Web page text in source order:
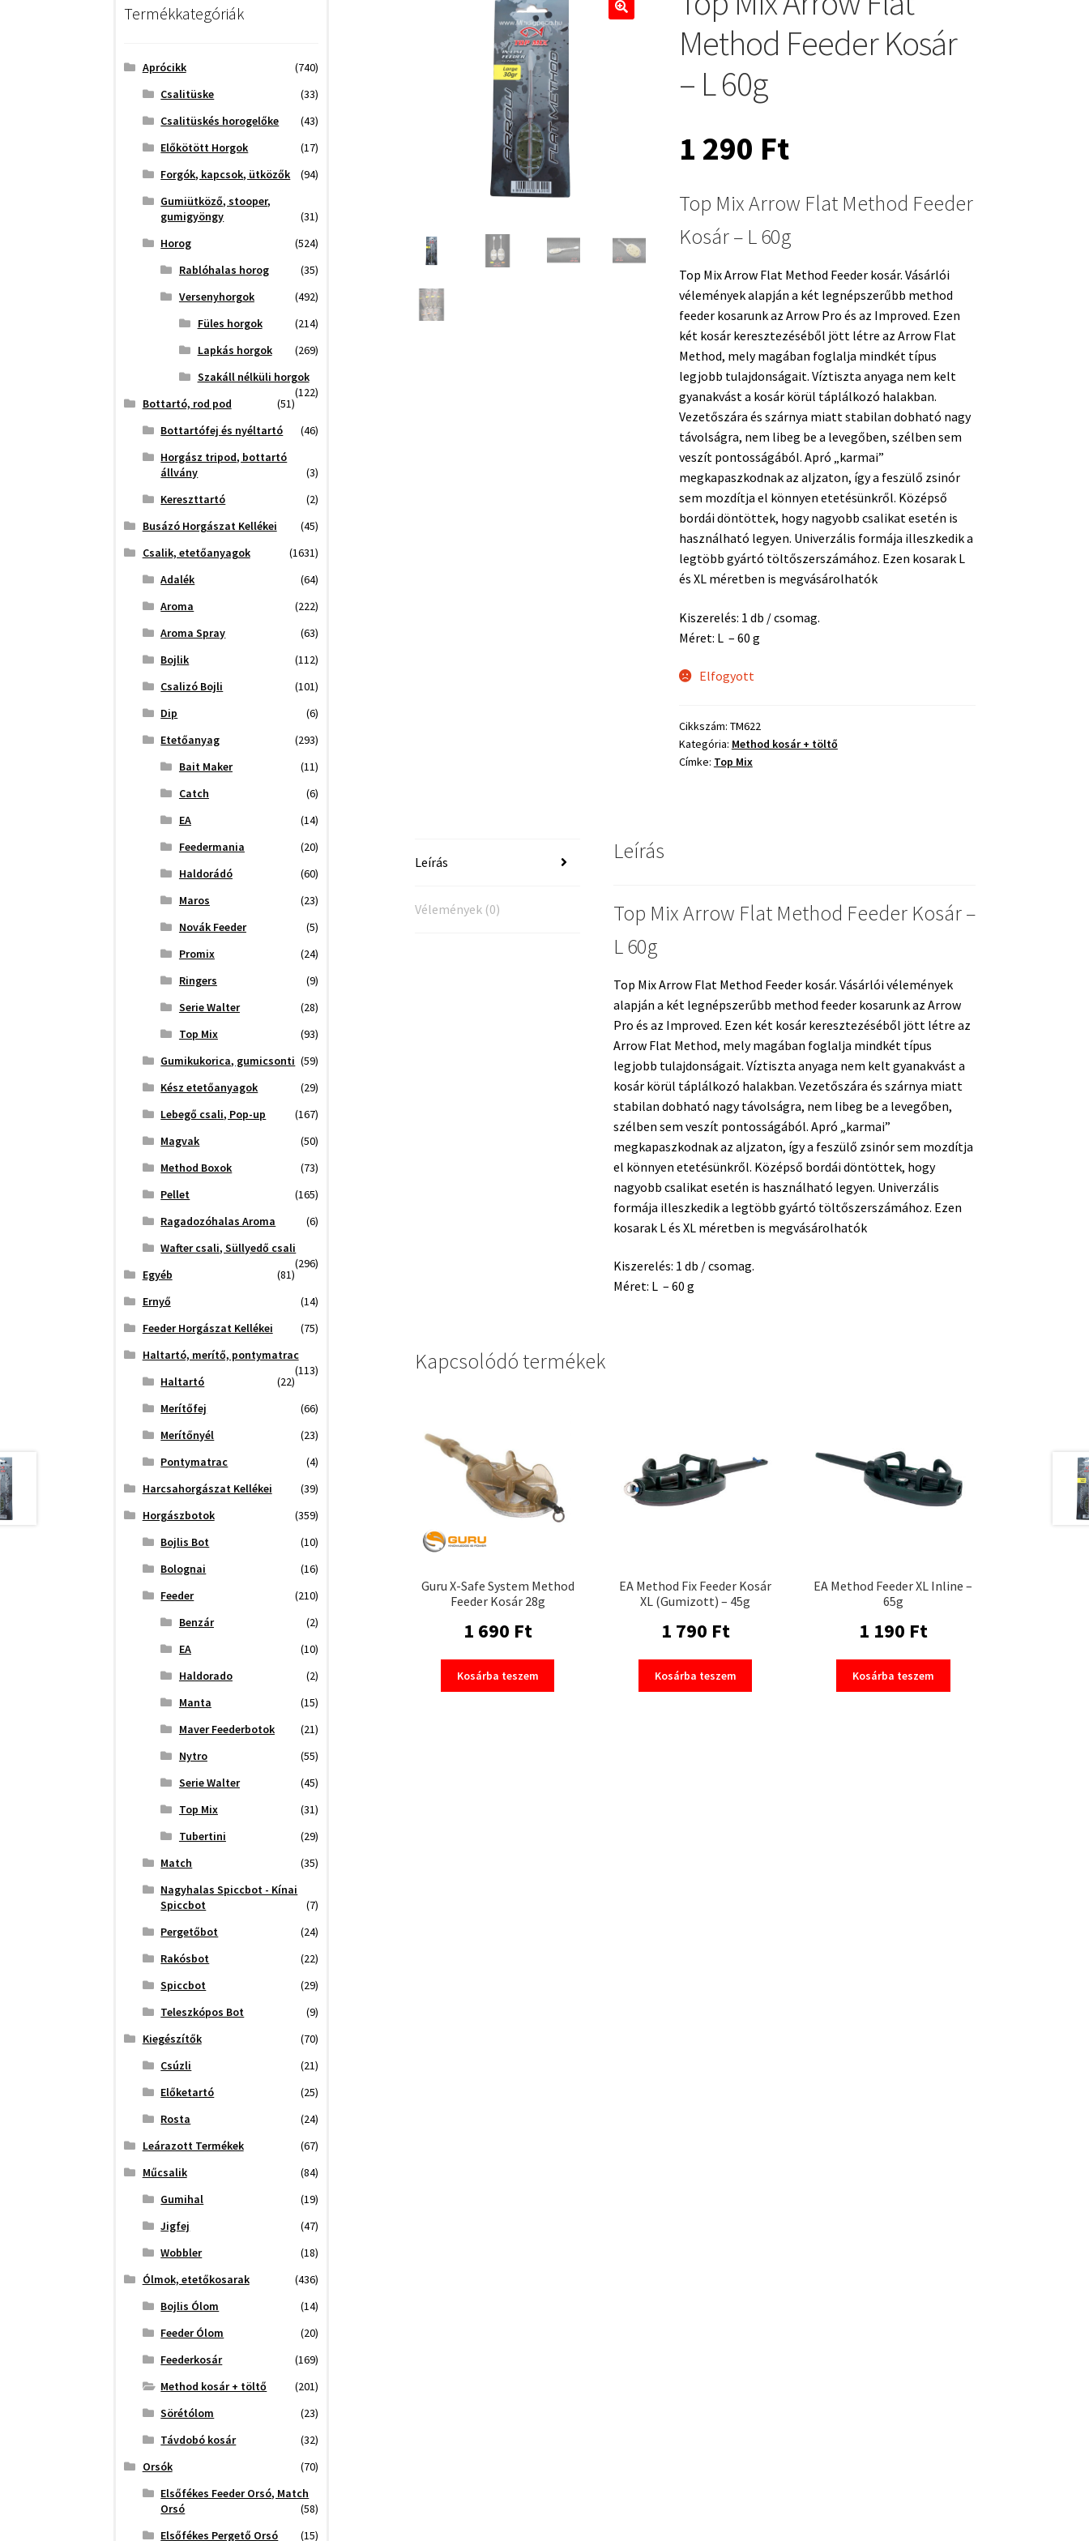
Method Feeder Kosár
– L 60g
1 290 Ft
Top Mix Arrow Flat Method Feeder
Kosár – L 60g
Top Mix Arrow Flat Method Feeder kosár. Vásárlói
vélemények alapján a két legnépszerűbb method
feeder kosarunk az Arrow Pro és az Improved. Ezen
két kosár keresztezéséből jött létre az Arrow Flat
Method, mely magában foglalja mindkét típus
legjobb tulajdonságait. Víztiszta anyaga nem kelt
gyanakvást a kosár körül táplálkozó halakban.
Vezetőszára és szárnya miatt stabilan dobható nagy
távolságra, nem libeg be a levegőben, szélben sem
veszít pontosságából. Apró „karmai”
megkapaszkodnak az aljzaton, így a feszülő zsinór
sem mozdítja el könnyen etetésünkről. Középső
bordái döntöttek, hogy nagyobb csalikat esetén is
használható legyen. Univerzális formája illeszkedik a
legtöbb gyártó töltőszerszámához. Ezen kosarak L
és XL méretben is megvásárolhatók
Kiszerelés: 1 db / csomag.
Méret: L – 60 g
Elfogyott
Cikkszám: TM622
Kategória: Method kosár + töltő
Címke: Top Mix
Leírás
Vélemények (0)
Leírás
Top Mix Arrow Flat Method Feeder Kosár –
L 60g
Top Mix Arrow Flat Method Feeder kosár. Vásárlói vélemények
alapján a két legnépszerűbb method feeder kosarunk az Arrow
Pro és az Improved. Ezen két kosár keresztezéséből jött létre az
Arrow Flat Method, mely magában foglalja mindkét típus
legjobb tulajdonságait. Víztiszta anyaga nem kelt gyanakvást a
kosár körül táplálkozó halakban. Vezetőszára és szárnya miatt
stabilan dobható nagy távolságra, nem libeg be a levegőben,
szélben sem veszít pontosságából. Apró „karmai”
megkapaszkodnak az aljzaton, így a feszülő zsinór sem mozdítja
el könnyen etetésünkről. Középső bordái döntöttek, hogy
nagyobb csalikat esetén is használható legyen. Univerzális
formája illeszkedik a legtöbb gyártó töltőszerszámához. Ezen
kosarak L és XL méretben is megvásárolhatók
Kiszerelés: 1 db / csomag.
Méret: L – 60 g
Kapcsolódó termékek
Guru X-Safe System Method
Feeder Kosár 28g
1 690 Ft
Kosárba teszem
EA Method Fix Feeder Kosár
XL (Gumizott) – 45g
1 790 Ft
Kosárba teszem
EA Method Feeder XL Inline –
65g
1 190 Ft
Kosárba teszem
Termékkategóriák
Aprócikk
(740)
Csalitüske
(33)
Csalitüskés horogelőke
(43)
Előkötött Horgok
(17)
Forgók, kapcsok, ütközők
(94)
Gumiütköző, stooper,
gumigyöngy
(31)
Horog
(524)
Rablóhalas horog
(35)
Versenyhorgok
(492)
Füles horgok
(214)
Lapkás horgok
(269)
Szakáll nélküli horgok
(122)
Bottartó, rod pod
(51)
Bottartófej és nyéltartó
(46)
Horgász tripod, bottartó
állvány
(3)
Kereszttartó
(2)
Busázó Horgászat Kellékei
(45)
Csalik, etetőanyagok
(1631)
Adalék
(64)
Aroma
(222)
Aroma Spray
(63)
Bojlik
(112)
Csalizó Bojli
(101)
Dip
(6)
Etetőanyag
(293)
Bait Maker
(11)
Catch
(6)
EA
(14)
Feedermania
(20)
Haldorádó
(60)
Maros
(23)
Novák Feeder
(5)
Promix
(24)
Ringers
(9)
Serie Walter
(28)
Top Mix
(93)
Gumikukorica, gumicsonti (59)
Kész etetőanyagok
(29)
Lebegő csali, Pop-up
(167)
Magvak
(50)
Method Boxok
(73)
Pellet
(165)
Ragadozóhalas Aroma
(6)
Wafter csali, Süllyedő csali
(296)
Egyéb
(81)
Ernyő
(14)
Feeder Horgászat Kellékei
(75)
Haltartó, merítő, pontymatrac
(113)
Haltartó
(22)
Merítőfej
(66)
Merítőnyél
(23)
Pontymatrac
(4)
Harcsahorgászat Kellékei
(39)
Horgászbotok
(359)
Bojlis Bot
(10)
Bolognai
(16)
Feeder
(210)
Benzár
(2)
EA
(10)
Haldorado
(2)
Manta
(15)
Maver Feederbotok
(21)
Nytro
(55)
Serie Walter
(45)
Top Mix
(31)
Tubertini
(29)
Match
(35)
Nagyhalas Spiccbot - Kínai
Spiccbot
(7)
Pergetőbot
(24)
Rakósbot
(22)
Spiccbot
(29)
Teleszkópos Bot
(9)
Kiegészítők
(70)
Csúzli
(21)
Előketartó
(25)
Rosta
(24)
Leárazott Termékek
(67)
Műcsalik
(84)
Gumihal
(19)
Jigfej
(47)
Wobbler
(18)
Ólmok, etetőkosarak
(436)
Bojlis Ólom
(14)
Feeder Ólom
(20)
Feederkosár
(169)
Method kosár + töltő
(201)
Sörétólom
(23)
Távdobó kosár
(32)
Orsók
(70)
Elsőfékes Feeder Orsó, Match
Orsó
(58)
Elsőfékes Pergető Orsó
(15)